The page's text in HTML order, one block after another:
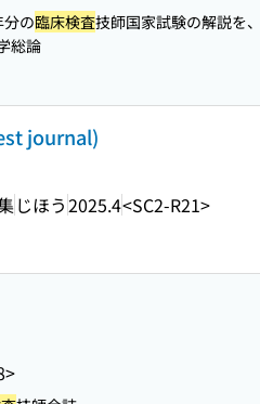
の臨床検査技師国家試験の解説を
総論
journal)
じほう2025.4<SC2-R21>